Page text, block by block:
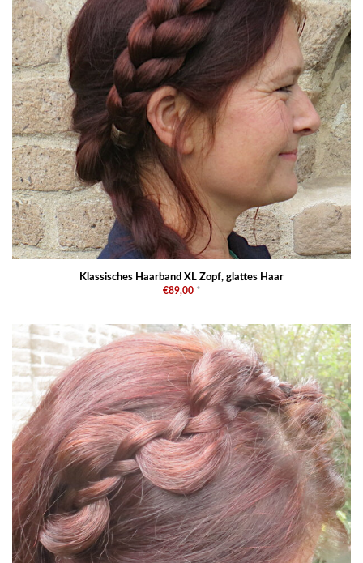
Klassisches Haarband XL Zopf, glattes Haar
€89,00 *